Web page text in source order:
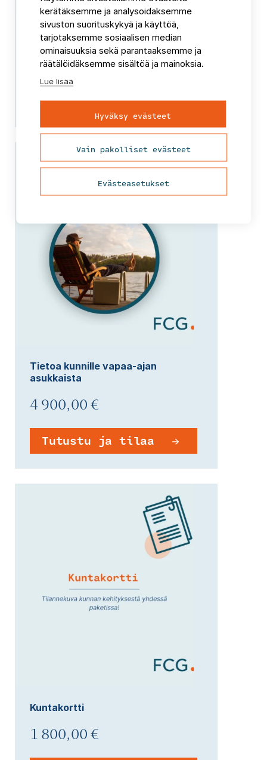
EVP-indeksi
1 900,00 €
Tutustu ja tilaa
Tietoa kunnille vapaa-ajan
asukkaista
4 900,00 €
Tutustu ja tilaa
Kuntakortti
1 800,00 €
kerätäksemme ja analysoidaksemme
sivuston suorituskykyä ja käyttöä,
tarjotaksemme sosiaalisen median
ominaisuuksia sekä parantaaksemme ja
räätälöidäksemme sisältöä ja mainoksia.
Lue lisää
Hyväksy evästeet
Vain pakolliset evästeet
Evästeasetukset